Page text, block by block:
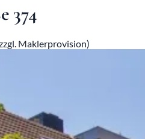
374
Maklerprovision)